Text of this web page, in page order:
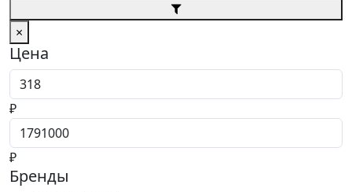
×
Цена
Цена от
₽
Цена до
₽
Бренды